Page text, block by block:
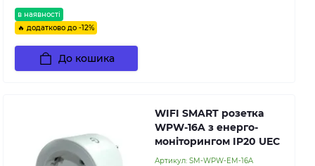
в наявності
🔥 додатково до -12%
До кошика
WIFI SMART розетка
WPW-16A з енерго-
моніторингом IP20 UEC
Артикул: SM-WPW-EM-16A